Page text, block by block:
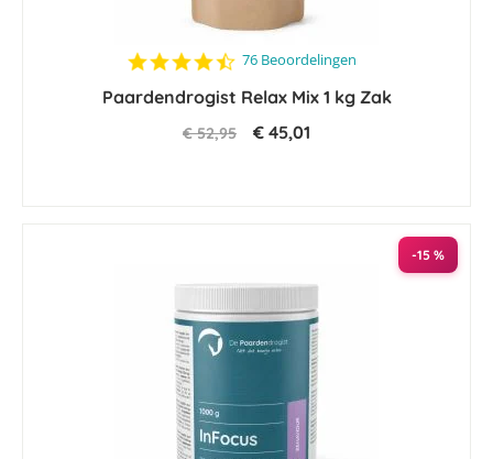
4.4
rating
76 Beoordelingen
Paardendrogist Relax Mix 1 kg Zak
€ 52,95 € 45,01
-15 %